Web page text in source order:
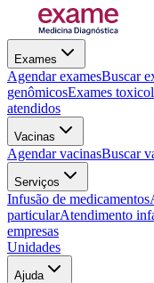
Exames
Agendar examesBuscar
genômicosExames
atendidos
Vacinas
Agendar vacinasBuscar
Serviços
Infusão de medicamentos
particularAtendimento
empresas
Unidades
Ajuda